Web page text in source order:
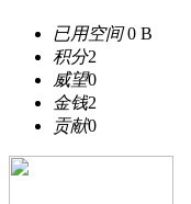
已用空间0 B
积分2
威望0
金钱2
贡献0